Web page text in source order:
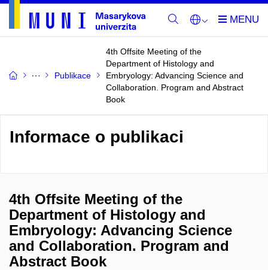
Publikace
4th Offsite Meeting of the
Department of Histology and
Embryology: Advancing Science and
Collaboration. Program and Abstract
Book
Informace o publikaci
4th Offsite Meeting of the
Department of Histology and
Embryology: Advancing Science
and Collaboration. Program and
Abstract Book